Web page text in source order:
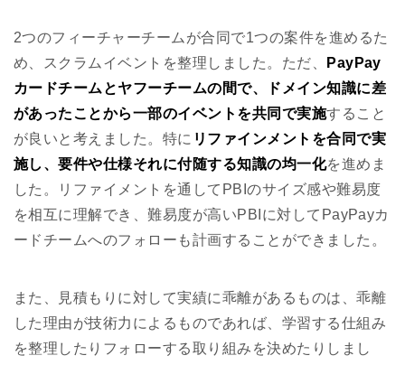
2つのフィーチャーチームが合同で1つの案件を進めるた
め、スクラムイベントを整理しました。ただ、
PayPay
カードチームとヤフーチームの間で、ドメイン知識に差
があったことから一部のイベントを共同で実施すること
が良いと考えました。特に リファインメントを合同で実
施し、要件や仕様それに付随する知識の均一化を進めま
した。リファイメントを通してPBIのサイズ感や難易度
を相互に理解でき、難易度が高いPBIに対してPayPayカ
ードチームへのフォローも計画することができました。
また、見積もりに対して実績に乖離があるものは、乖離
した理由が技術力によるものであれば、学習する仕組み
を整理したりフォローする取り組みを決めたりしまし